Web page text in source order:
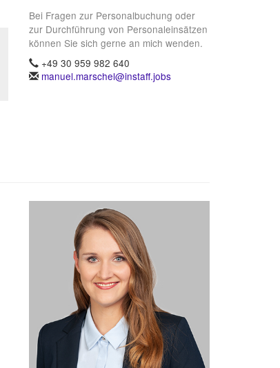
Bei Fragen zur Personalbuchung oder
zur Durchführung von Personaleinsätzen
können Sie sich gerne an mich wenden.
+49 30 959 982 640
manuel.marschel@instaff.jobs